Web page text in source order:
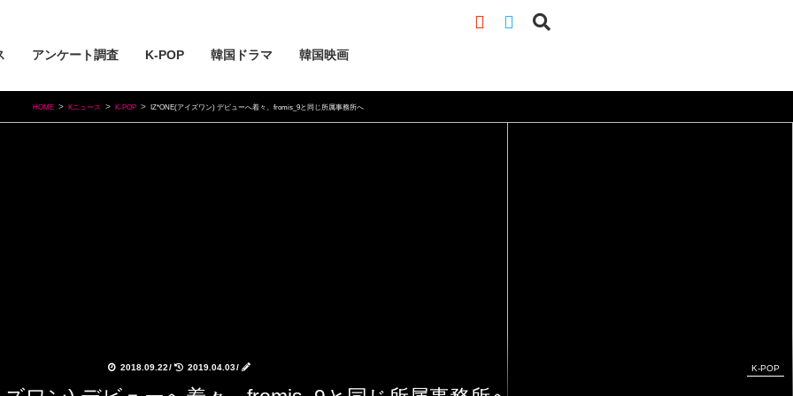
アンケート調査 K-POP 韓国ドラマ 韓国映画
HOME Kニュース K-POP IZ*ONE(アイズワン) デビューへ着々、fromis_9と同じ所属事務所へ
2018.09.22/ 2019.04.03/ K-POP